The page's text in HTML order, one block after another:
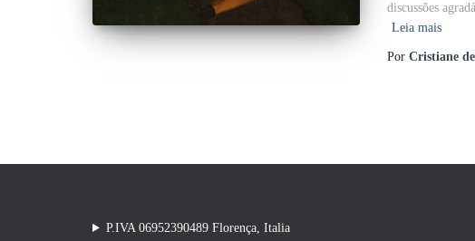
discussões
Leia mais
Por Cristiane
P.IVA 06952390489 Florença, Italia